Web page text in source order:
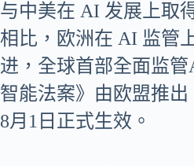
与中美在 AI 发展上取
相比，欧洲在 AI 监管
进，全球首部全面监
智能法案》由欧盟推出
8月1日正式生效。